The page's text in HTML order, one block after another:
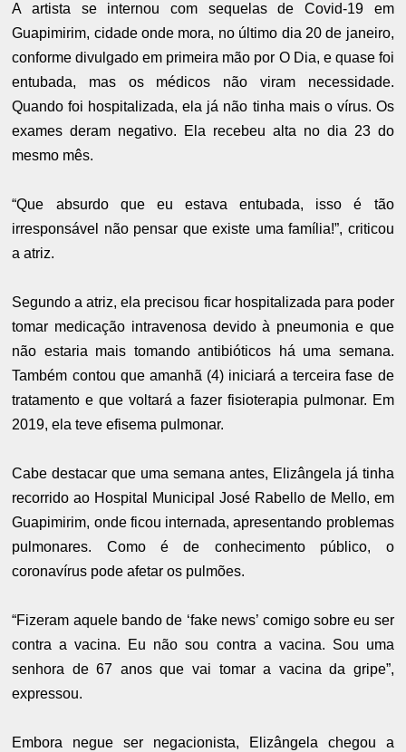
A artista se internou com sequelas de Covid-19 em
Guapimirim, cidade onde mora, no último dia 20 de janeiro,
conforme divulgado em primeira mão por O Dia, e quase foi
entubada, mas os médicos não viram necessidade.
Quando foi hospitalizada, ela já não tinha mais o vírus. Os
exames deram negativo. Ela recebeu alta no dia 23 do
mesmo mês.
“Que absurdo que eu estava entubada, isso é tão
irresponsável não pensar que existe uma família!”, criticou
a atriz.
Segundo a atriz, ela precisou ficar hospitalizada para poder
tomar medicação intravenosa devido à pneumonia e que
não estaria mais tomando antibióticos há uma semana.
Também contou que amanhã (4) iniciará a terceira fase de
tratamento e que voltará a fazer fisioterapia pulmonar. Em
2019, ela teve efisema pulmonar.
Cabe destacar que uma semana antes, Elizângela já tinha
recorrido ao Hospital Municipal José Rabello de Mello, em
Guapimirim, onde ficou internada, apresentando problemas
pulmonares. Como é de conhecimento público, o
coronavírus pode afetar os pulmões.
“Fizeram aquele bando de ‘fake news’ comigo sobre eu ser
contra a vacina. Eu não sou contra a vacina. Sou uma
senhora de 67 anos que vai tomar a vacina da gripe”,
expressou.
Embora negue ser negacionista, Elizângela chegou a